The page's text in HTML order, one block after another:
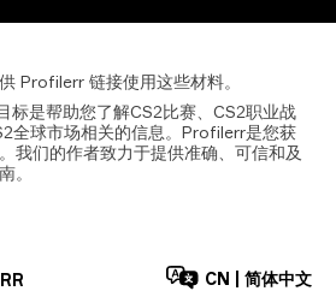
Profilerr 链接使用这些材料。
标是帮助您了解CS2比赛、CS2职业战
全球市场相关的信息。Profilerr是您获
我们的作者致力于提供准确、可信和及
。
CN 简体中文